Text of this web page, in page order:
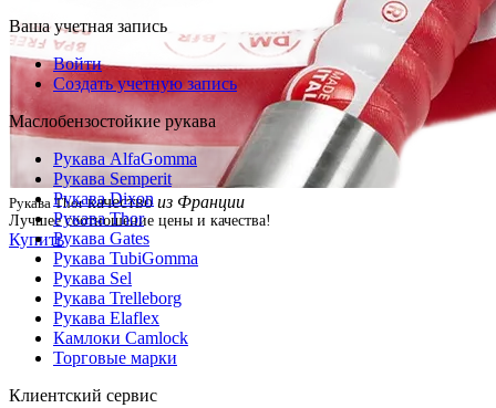
Рукава Thorкачествоиз Франции
Лучшее соотношение цены и качества!
Купить
Ваша учетная запись
Войти
Создать учетную запись
Маслобензостойкие рукава
Рукава AlfaGomma
Рукава Semperit
Рукава Dixon
Рукава Thor
Рукава Gates
Рукава TubiGomma
Рукава Sel
Рукава Trelleborg
Рукава Elaflex
Камлоки Camlock
Торговые марки
Клиентский сервис